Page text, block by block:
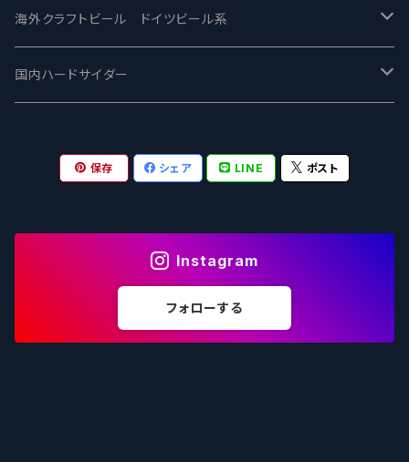
ワイマーケットブルーイング Y.Market Brewing
志賀高原ビール - SIGAKOGEN
箕面ビール - MINOH BEER
サンクトガーレン - Sankt Gallen
ウェストコーストブルーイング -WCB
Lagunitas ラグニタス
FirestoneWalker ファイアストーン
Mikkeller ミッケラー
Hop Nation ホップネーション
Brewski ブリュースキー
BrewDog Brewery - ブリュードッグ
The Flying Inn / ザ フライイング イン
Lambiek Fabriek - ファブリーク
Marble / マーブル
Buxton - バクストン
Carbon brews -カーボン
TAIHU - タイフー
Behemoth - ベヒーモス
BODRIGGY BREWING ボッドリッジー
CO-CONSPIRATORS コ・コンスピレーターズ
Deep Creek Brewing Co.
8 Wired エイトワイアード
Isthmus イスムス
Jackie O's ジャッキーオーズ
Westbrook ウェストブルック
Strathcona ストラスコナ
ODIN BREWING オディン
Electric Bicycle エレクトリックバイシクル
海外クラフトビール ドイツビール系
Karmeliten カーメリテン
Früh フリュー
Plank プランク
Tucher トゥーハー
国内ハードサイダー
保存 シェア LINE ポスト
Instagram
フォローする